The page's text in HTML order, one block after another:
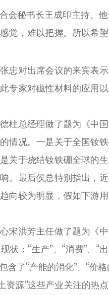
会秘书长王成印主持。
觉，难以把握。所以希
对出席会议的来宾表
专家对磁性材料的应用
总经理做了题为《中
情况。一是关于全国钕
关于烧结钕铁硼全球的
。最后侯总特别指出，
向较为明显，假如下游
洪芳主任做了题为《
状：“生产”、“消费”、“
含了“产能的消化”、“价
资源”这些产业关注的